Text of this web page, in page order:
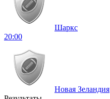
Шаркс
20:00
Новая Зеландия